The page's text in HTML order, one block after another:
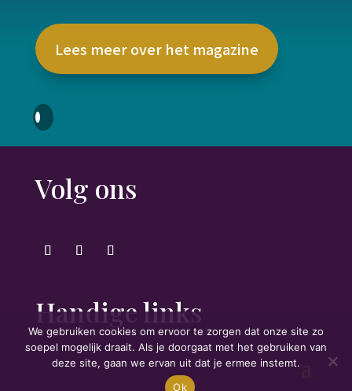
Lees meer over het magazine
Volg ons
Handige links
We gebruiken cookies om ervoor te zorgen dat onze site zo
soepel mogelijk draait. Als je doorgaat met het gebruiken van
deze site, gaan we ervan uit dat je ermee instemt.
Ok